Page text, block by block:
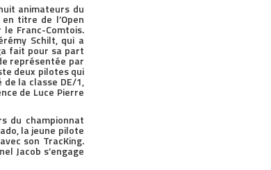
animateurs du
titre de l’Open
Franc-Comtois.
Schilt, qui a
fait pour sa part
représentée par
deux pilotes qui
la classe DE/1,
de Luce Pierre
du championnat
la jeune pilote
son TracKing.
Jacob s’engage